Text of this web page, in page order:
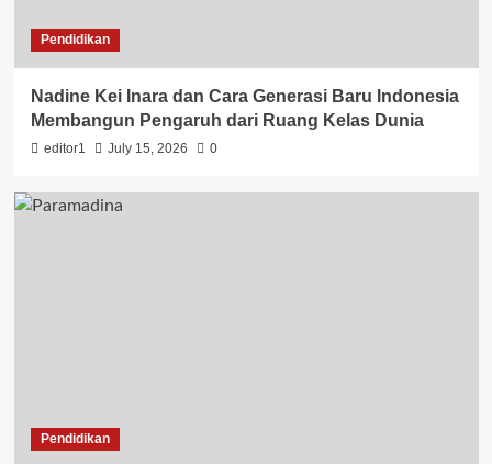
Pendidikan
Nadine Kei Inara dan Cara Generasi Baru Indonesia
Membangun Pengaruh dari Ruang Kelas Dunia
editor1 July 15, 2026 0
Pendidikan